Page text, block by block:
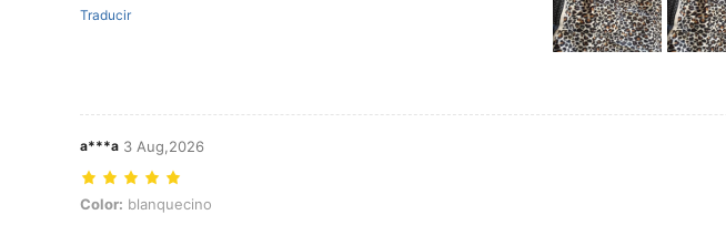
Traducir
a***a 3 Aug,2026
Color: blanquecino
Color: blanquecino